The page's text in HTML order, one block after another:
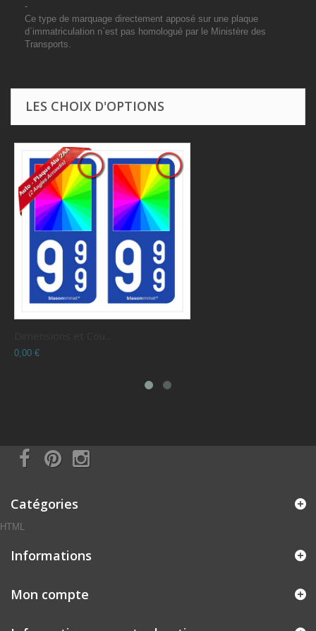
-
Ce type de marquage directement apposé sur une plaque
d`immatriculation n`est pas homologué par le Ministère des
Transports.
LES CHOIX D'OPTIONS
Catégories
HTML
Informations
Mon compte